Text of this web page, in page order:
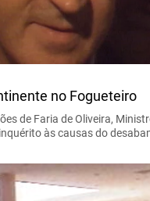
no Fogueteiro
de Faria de Oliveira,
às causas do